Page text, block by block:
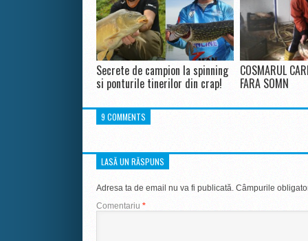
Secrete de campion la spinning
si ponturile tinerilor din crap!
COSMARUL
FARA SOMN
9 COMMENTS
LASĂ UN RĂSPUNS
Adresa ta de email nu va fi publicată. Câmpurile
Comentariu *